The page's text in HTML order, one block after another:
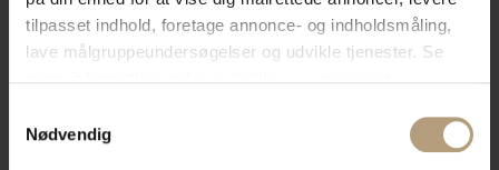
tilpasset indhold, foretage annonce- og indholdsmåling,
lave målgruppeundersøgelser og udvikle tjenester. Se
tilbage eller ændre indstillinger fra vores
"Cookiedeklaration", eller ved at trykke på "Privacy
Nødvendig